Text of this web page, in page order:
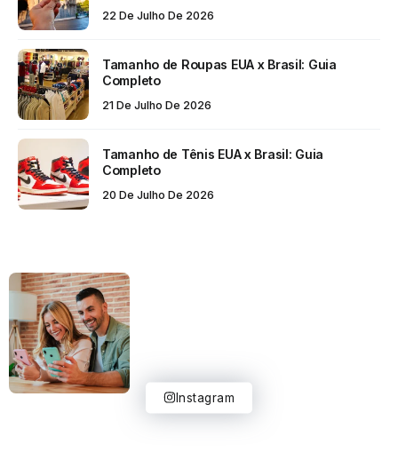
22 De Julho De 2026
Tamanho de Roupas EUA x Brasil: Guia
Completo
21 De Julho De 2026
Tamanho de Tênis EUA x Brasil: Guia
Completo
20 De Julho De 2026
Instagram